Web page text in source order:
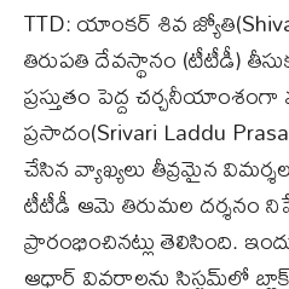
TTD: యాంకర్ శివ
తిరుపతి దేవస్థానం (టీటీడీ)
ప్రస్తుతం పెద్ద
ప్రసాదం(Srivari Laddu
చేసిన వ్యాఖ్యలు తీవ్రమైన
టీటీడీ ఆమె తిరుమల దర్శనం
ప్రారంభించినట్లు తెలిసింది.
ఆధార్ వివరాలను సిస్టమ్‌లో